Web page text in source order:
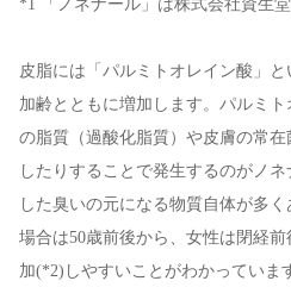
*1 「ノネナール」は株式会社資生堂
皮脂には「パルミトオレイン酸」と
加齢とともに増加します。パルミ
の脂質（過酸化脂質）や皮膚の常
したりすることで発生するのがノ
した臭いの元になる物質自体が多
場合は50歳前後から、女性は閉経
加(*2)しやすいことがわかっていま